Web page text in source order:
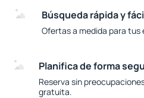
Búsqueda rápida y
Ofertas a medida para
Planifica de forma
Reserva sin
gratuita.